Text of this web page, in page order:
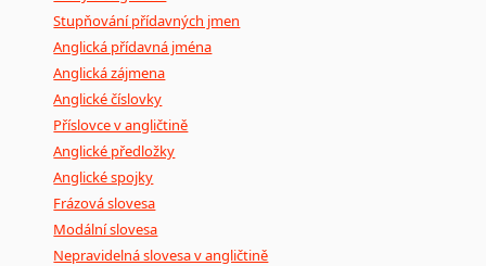
Stupňování přídavných jmen
Anglická přídavná jména
Anglická zájmena
Anglické číslovky
Příslovce v angličtině
Anglické předložky
Anglické spojky
Frázová slovesa
Modální slovesa
Nepravidelná slovesa v angličtině